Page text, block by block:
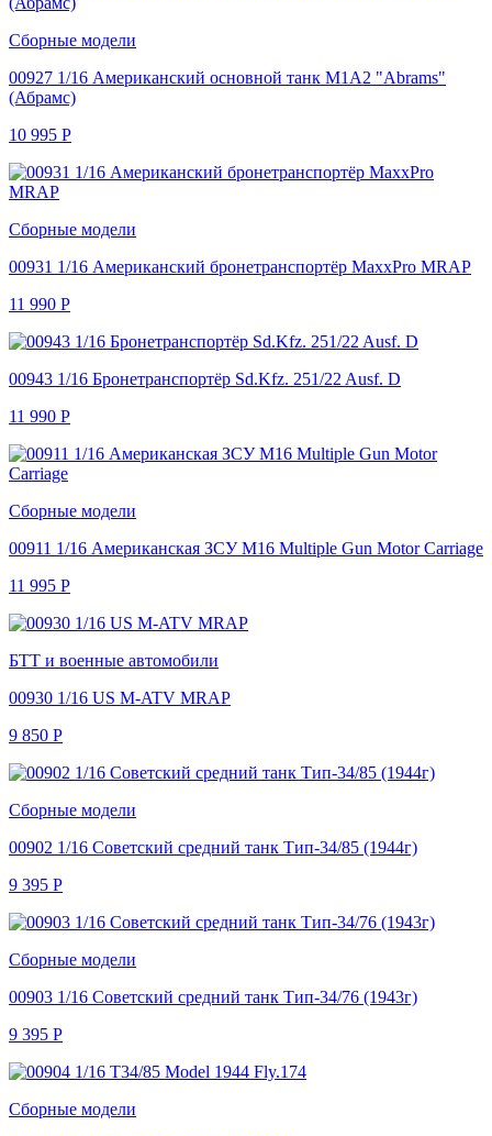
Сборные модели
00927 1/16 Американский основной танк M1A2 "Abrams"
(Абрамс)
10 995 Р
Сборные модели
00931 1/16 Американский бронетранспортёр MaxxPro MRAP
11 990 Р
00943 1/16 Бронетранспортёр Sd.Kfz. 251/22 Ausf. D
11 990 Р
Сборные модели
00911 1/16 Американская ЗСУ M16 Multiple Gun Motor Carriage
11 995 Р
БТТ и военные автомобили
00930 1/16 US M-ATV MRAP
9 850 Р
Сборные модели
00902 1/16 Советский средний танк Тип-34/85 (1944г)
9 395 Р
Сборные модели
00903 1/16 Советский средний танк Тип-34/76 (1943г)
9 395 Р
Сборные модели